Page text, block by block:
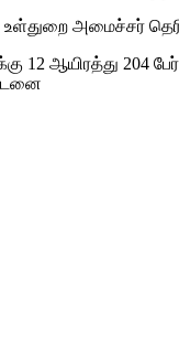
அமைச்சர்
12 ஆயிரத்து 204